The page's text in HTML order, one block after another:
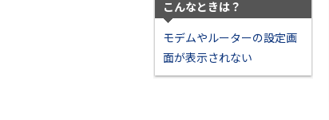
こんなときは？
モデムやルーターの設定画
面が表示されない